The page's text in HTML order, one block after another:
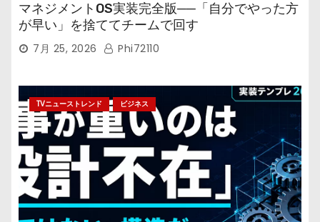
マネジメントOS実装完全版──「自分でやった方
が早い」を捨ててチームで回す
7月 25, 2026 Phi72110
TVニューストレンド ビジネス